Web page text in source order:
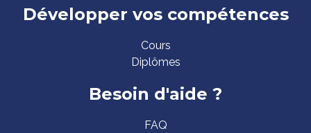
Développer vos compétences
Cours
Diplômes
Besoin d'aide ?
FAQ